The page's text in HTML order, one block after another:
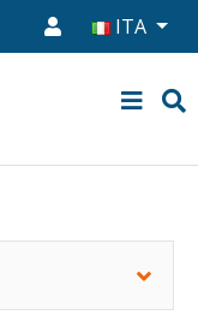
ITA